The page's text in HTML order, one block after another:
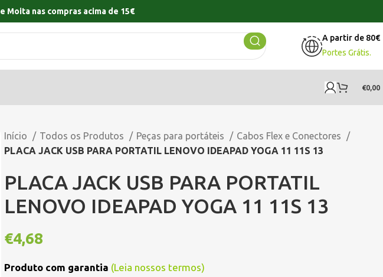
e Moita nas compras acima de 15€
A partir de 80€
Portes Grátis.
€0,00
Início Todos os Produtos Peças para portáteis
Cabos Flex e Conectores
PLACA JACK USB PARA PORTATIL LENOVO IDEAPAD YOGA 11 11S 13
PLACA JACK USB PARA PORTATIL
LENOVO IDEAPAD YOGA 11 11S 13
€4,68
Produto com garantia (Leia nossos termos)